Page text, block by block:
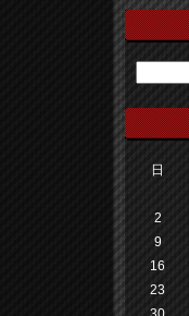
日
2
9
16
23